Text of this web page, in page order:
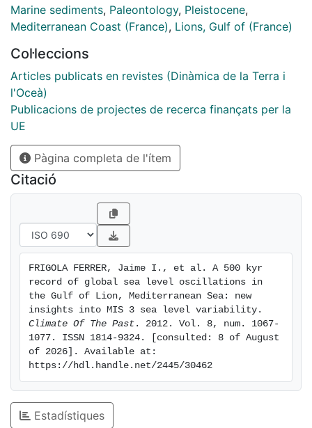
phases of the last five glacial-interglacial 100-kyr
cycles, form the upper stratigraphic outbuilding of the
size record down the borehole to sea-level oscillations
can be explained by the great width of the Gulf of Lion
continental shelf. Sea level driven changes in
accommodation space over the shelf cyclically
modified the depositional mode of the entire margin.
PRGL1-4 data also illustrate the imprint of sea-level
oscillations at millennial time-scale, as shown for
Marine Isotopic Stage 3, and provide unambiguous
evidence of relative high sea-levels at the onset of
each Dansgaard-Oeschger Greenland warm
interstadial. The PRGL1-4 grain-size record represents
the first evidence for a one-to-one coupling of
with each Dansgaard-Oeschger cycle.
Marine sediments, Paleontology, Pleistocene,
Mediterranean Coast (France), Lions, Gulf of (France)
Col·leccions
Articles publicats en revistes (Dinàmica de la Terra i
l'Oceà)
Publicacions de projectes de recerca finançats per la
UE
Pàgina completa de l'ítem
Citació
FRIGOLA FERRER, Jaime I., et al. A 500 kyr
record of global sea level oscillations in
the Gulf of Lion, Mediterranean Sea: new
Climate Of The Past . 2012. Vol. 8, num. 1067-
1077. ISSN 1814-9324. [consulted: 8 of August
of 2026]. Available at:
https://hdl.handle.net/2445/30462
Estadístiques